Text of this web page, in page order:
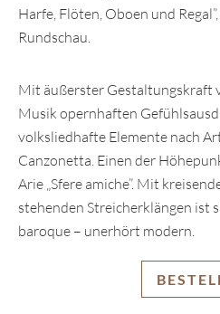
Harfe, Flöten, Oboen und
Rundschau.
Mit äußerster Gestaltungskraft
Musik opernhaften
volksliedhafte Elemente nach
Canzonetta. Einen der
Arie „Sfere amiche”. Mit
stehenden Streicherklängen ist
baroque – unerhört modern.